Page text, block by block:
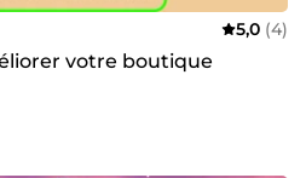
5,0 (4)
votre boutique